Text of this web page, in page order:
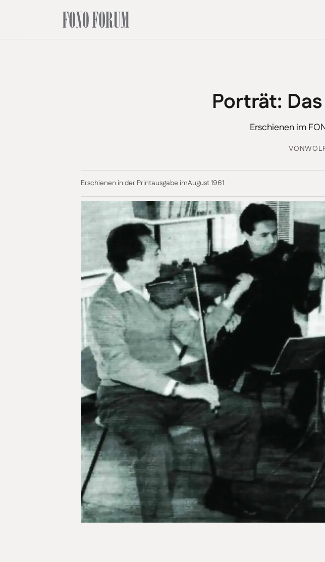
Porträt:
Erschienen im
VON
Erschienen in der Printausgabe imAugust 1961